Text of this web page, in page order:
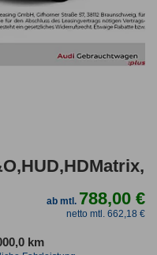
ab mtl. 788,00 €
netto mtl. 662,18 €
km